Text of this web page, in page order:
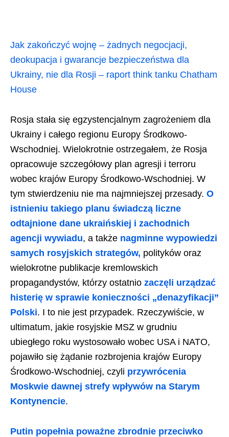
Jak zakończyć wojnę – żadnych negocjacji,
deokupacja i gwarancje bezpieczeństwa dla
Ukrainy, nie dla Rosji – raport think tanku Chatham
House
Rosja stała się egzystencjalnym zagrożeniem dla
Ukrainy i całego regionu Europy Środkowo-
Wschodniej. Wielokrotnie ostrzegałem, że Rosja
opracowuje szczegółowy plan agresji i terroru
wobec krajów Europy Środkowo-Wschodniej. W
tym stwierdzeniu nie ma najmniejszej przesady. O
istnieniu takiego planu świadczą liczne
odtajnione dane ukraińskiej i zachodnich
agencji wywiadu, a także nagminne wypowiedzi
samych rosyjskich strategów, polityków oraz
wielokrotne publikacje kremlowskich
propagandystów, którzy ostatnio zaczęli urządzać
histerię w sprawie konieczności „denazyfikacji”
Polski. I to nie jest przypadek. Rzeczywiście, w
ultimatum, jakie rosyjskie MSZ w grudniu
ubiegłego roku wystosowało wobec USA i NATO,
pojawiło się żądanie rozbrojenia krajów Europy
Środkowo-Wschodniej, czyli przywrócenia
Moskwie dawnej strefy wpływów na Starym
Kontynencie.
Putin popełnia poważne zbrodnie przeciwko